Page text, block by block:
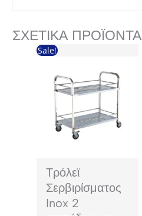
ΣΧΕΤΙΚΆ ΠΡΟΪΌΝΤΑ
Sale!
Τρόλεϊ
Σερβιρίσματος
Inox 2